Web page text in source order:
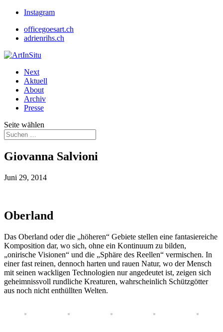
Instagram
officegoesart.ch
adrienrihs.ch
Next
Aktuell
About
Archiv
Presse
Seite wählen
Giovanna Salvioni
Juni 29, 2014
Oberland
Das Oberland oder die „höheren“ Gebiete stellen eine fantasiereiche
Komposition dar, wo sich, ohne ein Kontinuum zu bilden,
„onirische Visionen“ und die „Sphäre des Reellen“ vermischen. In
einer fast reinen, dennoch harten und rauen Natur, wo der Mensch
mit seinen wackligen Technologien nur angedeutet ist, zeigen sich
geheimnissvoll rundliche Kreaturen, wahrscheinlich Schützgötter
aus noch nicht enthüllten Welten.